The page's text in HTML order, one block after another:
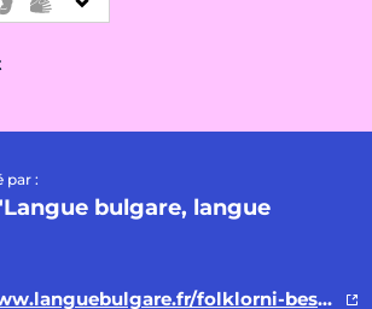
par :
bulgare, langue
https://www.languebulgare.fr/folklorni-besedki-paris-2023/